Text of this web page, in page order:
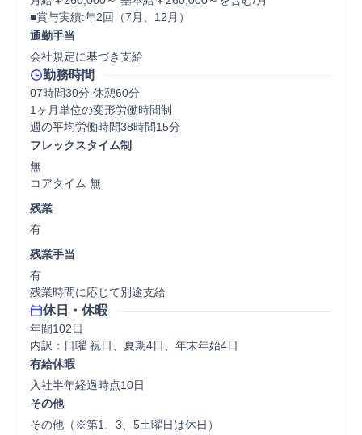
■賞与実績:年2回（7月、12月）
通勤手当
会社規定に基づき支給
勤務時間
07時間30分 休憩60分
1ヶ月単位の変形労働時間制
フレックスタイム制
無
コアタイム 無
残業
有
残業手当
有
残業時間に応じて別途支給
休日・休暇
年間102日
内訳：日曜 祝日、夏期4日、年末年始4日
有給休暇
入社半年経過時点10日
その他
その他（※第1、3、5土曜日は休日）